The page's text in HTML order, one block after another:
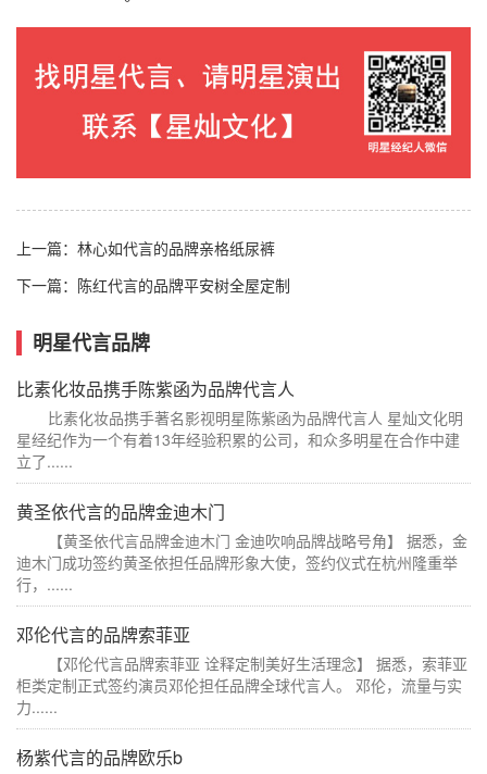
上一篇： 林心如代言的品牌亲格纸尿裤
下一篇： 陈红代言的品牌平安树全屋定制
明星代言品牌
比素化妆品携手陈紫函为品牌代言人
比素化妆品携手著名影视明星陈紫函为品牌代言人 星灿文化明
星经纪作为一个有着13年经验积累的公司，和众多明星在合作中建
立了......
黄圣依代言的品牌金迪木门
【黄圣依代言品牌金迪木门 金迪吹响品牌战略号角】 据悉，金
迪木门成功签约黄圣依担任品牌形象大使，签约仪式在杭州隆重举
行，......
邓伦代言的品牌索菲亚
【邓伦代言品牌索菲亚 诠释定制美好生活理念】 据悉，索菲亚
柜类定制正式签约演员邓伦担任品牌全球代言人。 邓伦，流量与实
力......
杨紫代言的品牌欧乐b